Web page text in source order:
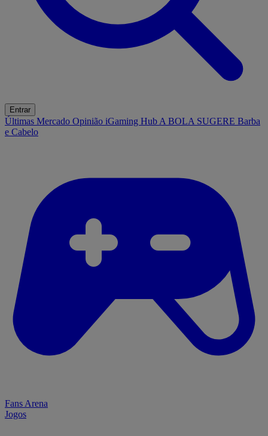
Entrar
Últimas Mercado Opinião iGaming Hub A BOLA SUGERE Barba
e Cabelo
Fans Arena
Jogos